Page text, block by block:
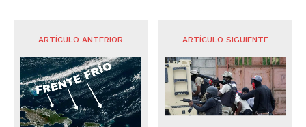
ARTÍCULO ANTERIOR ARTÍCULO SIGUIENTE